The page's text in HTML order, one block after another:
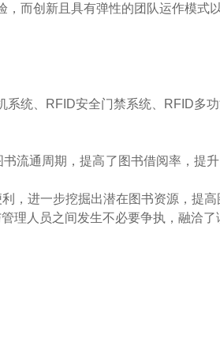
而创新且具有弹性的团队运作模式
统、RFID安全门禁系统、RFID多
流通周期，提高了图书借阅率，提
，进一步挖掘出潜在图书资源，提高
理人员之间发生不必要争执，融洽了